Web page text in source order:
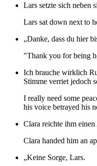
Lars setzte sich neben
Lars sat down next to
„Danke, dass du hier
"Thank you for being
Ich brauche wirklich
Stimme verriet jedoch
I really need some
his voice betrayed his
Clara reichte ihm
Clara handed him an
„Keine Sorge, Lars.